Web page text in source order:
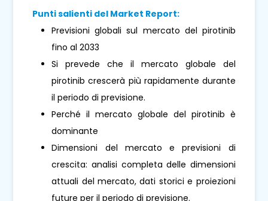
Punti salienti del Market Report:
Previsioni globali sul mercato del pirotinib
fino al 2033
Si prevede che il mercato globale del
pirotinib crescerà più rapidamente durante
il periodo di previsione.
Perché il mercato globale del pirotinib è
dominante
Dimensioni del mercato e previsioni di
crescita: analisi completa delle dimensioni
attuali del mercato, dati storici e proiezioni
future per il periodo di previsione.